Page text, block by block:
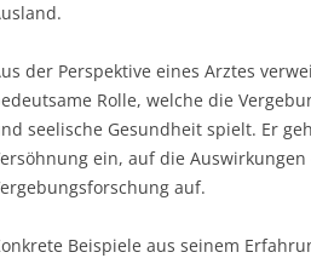
der Perspektive eines Arztes
Rolle, welche die
seelische Gesundheit spielt. Er
ein, auf die
auf.
Beispiele aus seinem